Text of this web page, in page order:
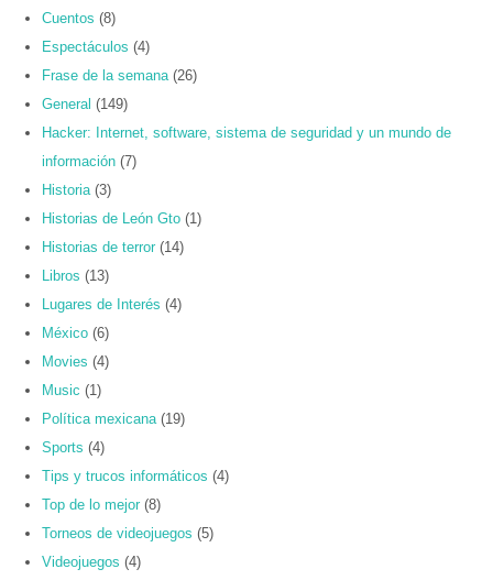
Cuentos (8)
Espectáculos (4)
Frase de la semana (26)
General (149)
Hacker: Internet, software, sistema de seguridad y un mundo de
información (7)
Historia (3)
Historias de León Gto (1)
Historias de terror (14)
Libros (13)
Lugares de Interés (4)
México (6)
Movies (4)
Music (1)
Política mexicana (19)
Sports (4)
Tips y trucos informáticos (4)
Top de lo mejor (8)
Torneos de videojuegos (5)
Videojuegos (4)